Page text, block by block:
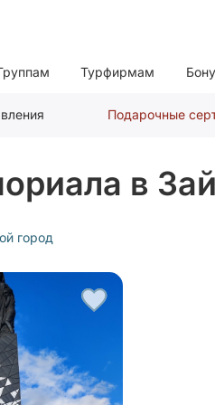
Турфирмам
Подарочные
в
город